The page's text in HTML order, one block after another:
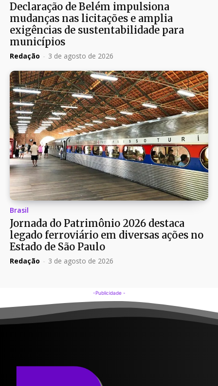
Declaração de Belém impulsiona
mudanças nas licitações e amplia
exigências de sustentabilidade para
municípios
Redação - 3 de agosto de 2026
Brasil
Jornada do Patrimônio 2026 destaca
legado ferroviário em diversas ações no
Estado de São Paulo
Redação - 3 de agosto de 2026
-Publicidade -